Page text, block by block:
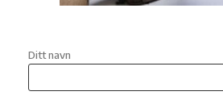
Ditt navn